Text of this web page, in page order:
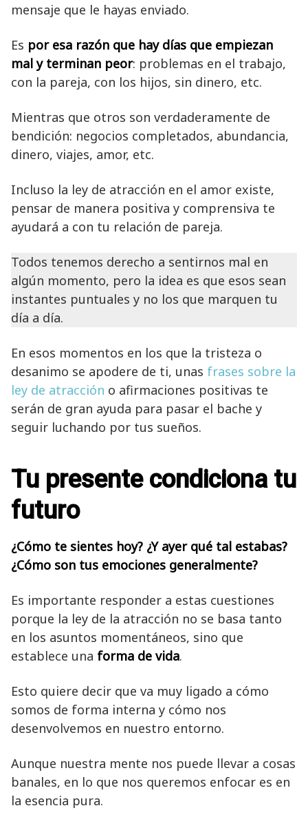
mensaje que le hayas enviado.
Es por esa razón que hay días que empiezan
mal y terminan peor: problemas en el trabajo,
con la pareja, con los hijos, sin dinero, etc.
Mientras que otros son verdaderamente de
bendición: negocios completados, abundancia,
dinero, viajes, amor, etc.
Incluso la ley de atracción en el amor existe,
pensar de manera positiva y comprensiva te
ayudará a con tu relación de pareja.
Todos tenemos derecho a sentirnos mal en
algún momento, pero la idea es que esos sean
instantes puntuales y no los que marquen tu
día a día.
En esos momentos en los que la tristeza o
desanimo se apodere de ti, unas frases sobre la
ley de atracción o afirmaciones positivas te
serán de gran ayuda para pasar el bache y
seguir luchando por tus sueños.
Tu presente condiciona tu
futuro
¿Cómo te sientes hoy? ¿Y ayer qué tal estabas?
¿Cómo son tus emociones generalmente?
Es importante responder a estas cuestiones
porque la ley de la atracción no se basa tanto
en los asuntos momentáneos, sino que
establece una forma de vida.
Esto quiere decir que va muy ligado a cómo
somos de forma interna y cómo nos
desenvolvemos en nuestro entorno.
Aunque nuestra mente nos puede llevar a cosas
banales, en lo que nos queremos enfocar es en
la esencia pura.